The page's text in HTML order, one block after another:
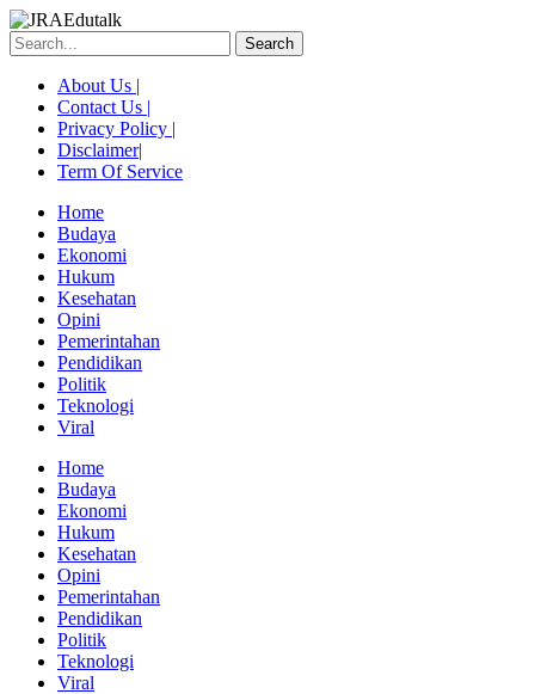
Skip
to
content
Search
About Us |
Contact Us |
Privacy Policy |
Disclaimer|
Term Of Service
Home
Budaya
Ekonomi
Hukum
Kesehatan
Opini
Pemerintahan
Pendidikan
Politik
Teknologi
Viral
Menu
Home
Budaya
Ekonomi
Hukum
Kesehatan
Opini
Pemerintahan
Pendidikan
Politik
Teknologi
Viral